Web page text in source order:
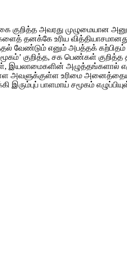
குறித்த அவரது முழுமையான
தனக்கே உரிய
வேண்டும் எனும் அபத்தக்
குறித்த, சக பெண்கள் குறித்த
அழுத்தங்களால்
உரிமை அனைத்தையும்
இரும்புப் பாளமாய் சமூகம்